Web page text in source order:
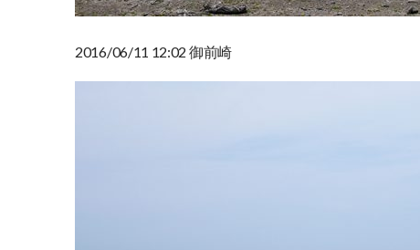
2016/06/11 12:02 御前崎